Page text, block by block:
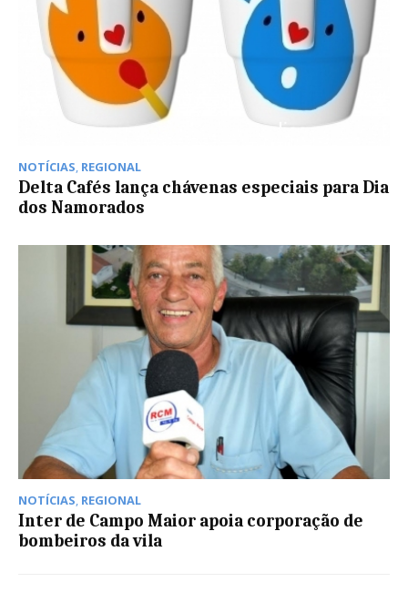
NOTÍCIAS, REGIONAL
Delta Cafés lança chávenas especiais para Dia
dos Namorados
NOTÍCIAS, REGIONAL
Inter de Campo Maior apoia corporação de
bombeiros da vila